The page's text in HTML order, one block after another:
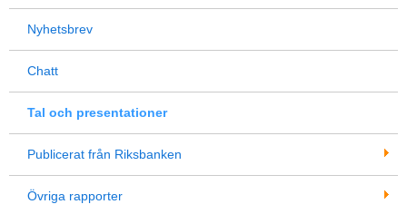
Nyhetsbrev
Chatt
Tal och presentationer
Publicerat från Riksbanken
Övriga rapporter